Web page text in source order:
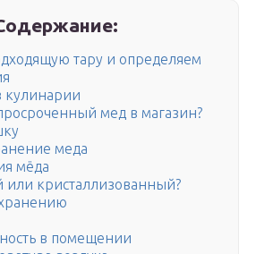
тару и определяем
кулинарии
мед в магазин?
меда
мёда
кристаллизованный?
в помещении